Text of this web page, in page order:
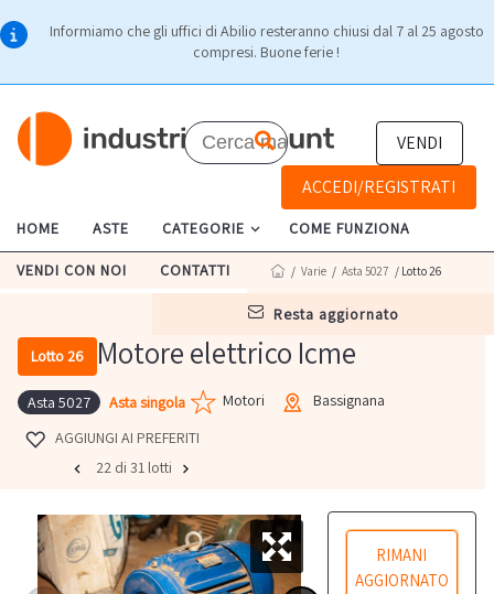
Informiamo che gli uffici di Abilio resteranno chiusi dal 7 al 25 agosto
compresi. Buone ferie !
VENDI
ACCEDI/REGISTRATI
HOME ASTE CATEGORIE COME FUNZIONA
VENDI CON NOI CONTATTI
resta aggiornato
/ Varie / Asta 5027 / Lotto 26
Lotto 26 Motore elettrico Icme
Asta 5027 Asta singola Motori
Bassignana
AGGIUNGI AI PREFERITI
22 di 31 lotti
RIMANI
AGGIORNATO